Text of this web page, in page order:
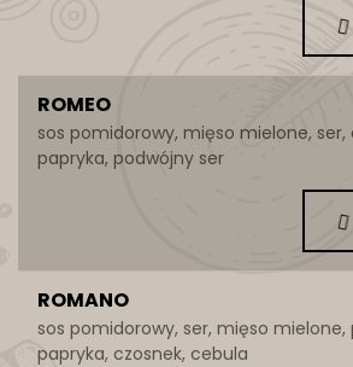
ROMEO
sos pomidorowy, mięso mielone, ser,
papryka, podwójny ser
ROMANO
sos pomidorowy, ser, mięso mielone,
papryka, czosnek, cebula